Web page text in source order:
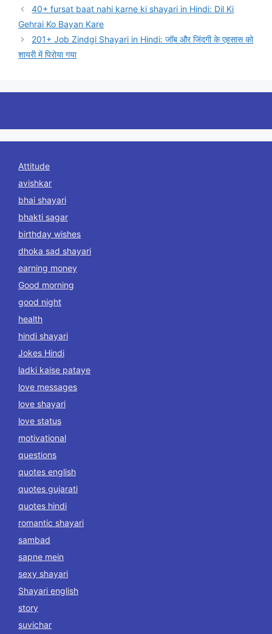
40+ fursat baat nahi karne ki shayari in Hindi: Dil Ki
Gehrai Ko Bayan Kare
201+ Job Zindgi Shayari in Hindi: जॉब और जिंदगी के एहसास को
शायरी में पिरोया गया
Attitude
avishkar
bhai shayari
bhakti sagar
birthday wishes
dhoka sad shayari
earning money
Good morning
good night
health
hindi shayari
Jokes Hindi
ladki kaise pataye
love messages
love shayari
love status
motivational
questions
quotes english
quotes gujarati
quotes hindi
romantic shayari
sambad
sapne mein
sexy shayari
Shayari english
story
suvichar